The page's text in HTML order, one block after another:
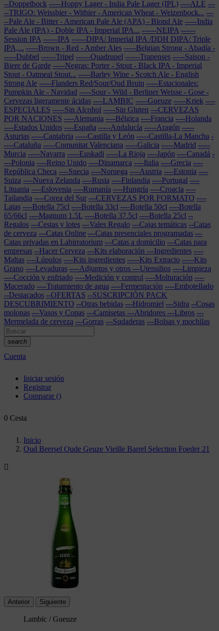
--Doppelbock -----Hoppy Lager - India Pale Lager (IPL) ----ALE ---
--TRIGO: Weissbier - Witbier - American Wheat - Weizenbock... ---
--Pale Ale - Bitter - American Pale Ale (APA) - Blond Ale -----India
Pale Ale (IPA) - Doble IPA - Imperial IPA... ------NEIPA ------
Session IPA ------IPA ------DIPA/ Imperial IPA /DDH DIPA/ Triple
IPA,... -----Brown - Red - Amber Ales -----Belgian Strong - Abadía -
-----Dubbel ------Tripel ------Quadrupel ------Trapenses -----Saison -
Biere de Garde -----Negras: Porter - Stout - Black IPA - Imperial
Stout - Oatmeal Stout... -----Barley Wine - Scotch Ale - English
Strong Ale -----Flanders Red/Sour/Oud Bruin -----Estacionales:
Pumpkin Ale - Navidad -----Sour - Wild - Berliner Weisse - Gose -
Cervezas ligeramente ácidas ----LAMBIC -----Gueuze -----Kriek ----
ESPECIALES -----Sin Alcohol -----Sin Gluten ---CERVEZAS
POR NACIONES ----Alemania ----Bélgica ----Francia ----Holanda
----Estados Unidos ----España -----Andalucía -----Aragón -----
Asturias -----Cantabria -----Castilla y León -----Castilla-La Mancha -
----Cataluña -----Comunitat Valenciana -----Galicia -----Madrid -----
Murcia -----Navarra -----Euskadi -----La Rioja ----Japón ----Canadá -
---Polonia ----Reino Unido ----Dinamarca ----Italia ----Grecia ----
República Checa ----Suecia ----Noruega ----Austria ----Estonia ----
Suiza ----Nueva Zelanda ----Rusia ----Finlandia ----Portugal ----
Lituania ----Eslovenia ----Rumanía ----Hungría ----Croacia ----
Tailandia ----Corea del Sur ---CERVEZAS POR FORMATO ----
Latas ----Botella 75cl ----Botella 33cl ----Botella 50cl ----Botella
65/66cl ----Magnum 1.5L ----Botella 37.5cl ----Botella 25cl --
Regalos ---Cestas y lotes ---Vales Regalo ---Cajas temáticas --Catas
de cerveza ---Catas Online ---Catas presenciales programadas ---
Catas privadas en Labirratorium ---Catas a domicilio ---Catas para
empresas --Hacer Cerveza ---Kits elaboración ---Ingredientes ----
Maltas ----Lúpulos ----Kits ingredientes -----Kits Extracto -----Kits
Grano ----Levaduras ----Adjuntos y otros ---Utensilios ----Limpieza
----Cocción y enfriado ----Medición y control ----Molturación ----
Macerado ----Tratamiento de agua ----Fermentación ----Embotellado
--Destacados --OFERTAS --SUSCRIPCIÓN PACK
DESCUBRIMIENTO --Otras bebidas ---Hidromiel ---Sidra --Cosas
molonas ---Vasos y Copas ---Camisetas ---Abridores ---Libros ---
Mermelada de cerveza ---Gorras ---Sudaderas ---Bolsas y mochilas
search
Cuenta
Iniciar sesión
Registrar
Comparar ()
0 Cesta
Inicio
Oud Beersel Oude Geuze Vieille Barrel Selection Foeder 21

Anterior Siguiente
Lambic / Gueuze